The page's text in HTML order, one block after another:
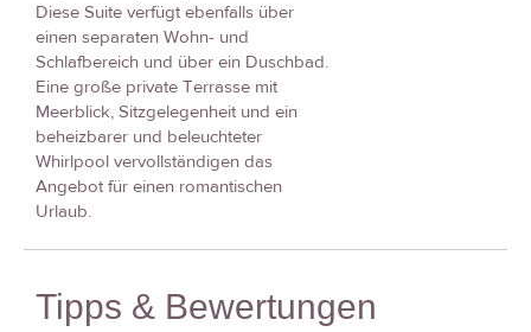
Diese Suite verfügt ebenfalls über
einen separaten Wohn- und
Schlafbereich und über ein Duschbad.
Eine große private Terrasse mit
Meerblick, Sitzgelegenheit und ein
beheizbarer und beleuchteter
Whirlpool vervollständigen das
Angebot für einen romantischen
Urlaub.
Tipps & Bewertungen